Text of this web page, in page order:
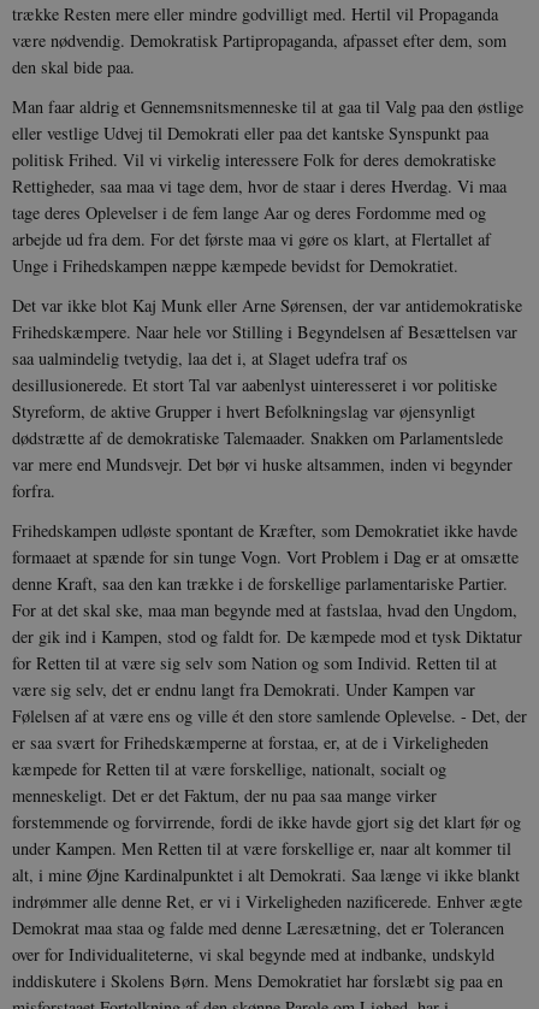
trække Resten mere eller mindre godvilligt med. Hertil vil Propaganda
være nødvendig. Demokratisk Partipropaganda, afpasset efter dem, som
den skal bide paa.
Man faar aldrig et Gennemsnitsmenneske til at gaa til Valg paa den østlige
eller vestlige Udvej til Demokrati eller paa det kantske Synspunkt paa
politisk Frihed. Vil vi virkelig interessere Folk for deres demokratiske
Rettigheder, saa maa vi tage dem, hvor de staar i deres Hverdag. Vi maa
tage deres Oplevelser i de fem lange Aar og deres Fordomme med og
arbejde ud fra dem. For det første maa vi gøre os klart, at Flertallet af
Unge i Frihedskampen næppe kæmpede bevidst for Demokratiet.
Det var ikke blot Kaj Munk eller Arne Sørensen, der var antidemokratiske
Frihedskæmpere. Naar hele vor Stilling i Begyndelsen af Besættelsen var
saa ualmindelig tvetydig, laa det i, at Slaget udefra traf os
desillusionerede. Et stort Tal var aabenlyst uinteresseret i vor politiske
Styreform, de aktive Grupper i hvert Befolkningslag var øjensynligt
dødstrætte af de demokratiske Talemaader. Snakken om Parlamentslede
var mere end Mundsvejr. Det bør vi huske altsammen, inden vi begynder
forfra.
Frihedskampen udløste spontant de Kræfter, som Demokratiet ikke havde
formaaet at spænde for sin tunge Vogn. Vort Problem i Dag er at omsætte
denne Kraft, saa den kan trække i de forskellige parlamentariske Partier.
For at det skal ske, maa man begynde med at fastslaa, hvad den Ungdom,
der gik ind i Kampen, stod og faldt for. De kæmpede mod et tysk Diktatur
for Retten til at være sig selv som Nation og som Individ. Retten til at
være sig selv, det er endnu langt fra Demokrati. Under Kampen var
Følelsen af at være ens og ville ét den store samlende Oplevelse. - Det, der
er saa svært for Frihedskæmperne at forstaa, er, at de i Virkeligheden
kæmpede for Retten til at være forskellige, nationalt, socialt og
menneskeligt. Det er det Faktum, der nu paa saa mange virker
forstemmende og forvirrende, fordi de ikke havde gjort sig det klart før og
under Kampen. Men Retten til at være forskellige er, naar alt kommer til
alt, i mine Øjne Kardinalpunktet i alt Demokrati. Saa længe vi ikke blankt
indrømmer alle denne Ret, er vi i Virkeligheden nazificerede. Enhver ægte
Demokrat maa staa og falde med denne Læresætning, det er Tolerancen
over for Individualiteterne, vi skal begynde med at indbanke, undskyld
inddiskutere i Skolens Børn. Mens Demokratiet har forslæbt sig paa en